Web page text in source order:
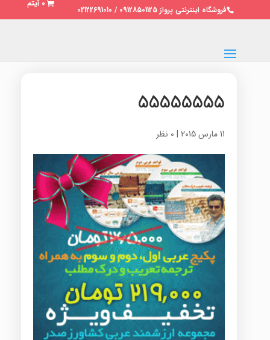
فروشگاه اینترنتی پرواز 09128501125 / 02122691010
0 آیتم
55555555
11 مارس 2015 | 0 نظر